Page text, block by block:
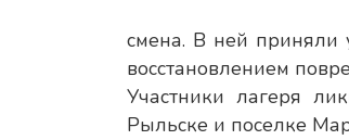
смена. В ней приняли
восстановлением
Участники лагеря
Рыльске и поселке